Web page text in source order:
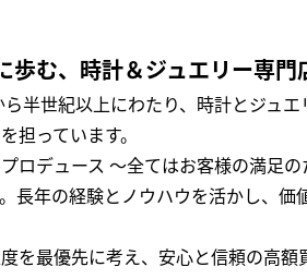
む、時計＆ジュエリー専門
半世紀以上にわたり、時計とジュ
担っています。
ロデュース ～全てはお客様の満足
長年の経験とノウハウを活かし、
を最優先に考え、安心と信頼の高